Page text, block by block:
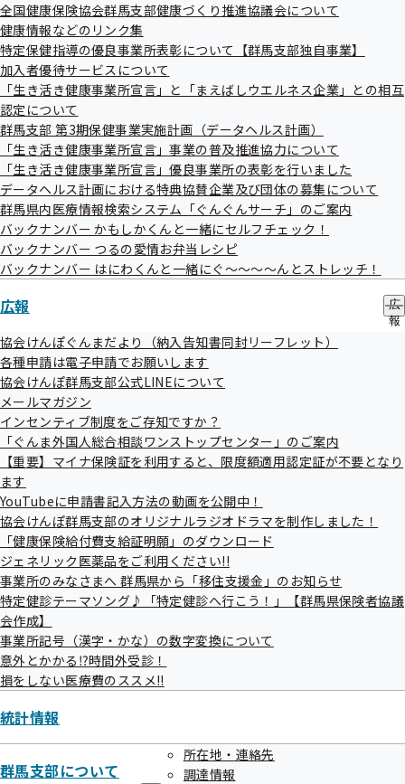
全国健康保険協会群馬支部健康づくり推進協議会について
健康情報などのリンク集
特定保健指導の優良事業所表彰について【群馬支部独自事業】
加入者優待サービスについて
「生き活き健康事業所宣言」と「まえばしウエルネス企業」との相互
認定について
群馬支部 第3期保健事業実施計画（データヘルス計画）
「生き活き健康事業所宣言」事業の普及推進協力について
「生き活き健康事業所宣言」優良事業所の表彰を行いました
データヘルス計画における特典協賛企業及び団体の募集について
群馬県内医療情報検索システム「ぐんぐんサーチ」のご案内
バックナンバー かもしかくんと一緒にセルフチェック！
バックナンバー つるの愛情お弁当レシピ
バックナンバー はにわくんと一緒にぐ～～～～んとストレッチ！
広報
広
報
協会けんぽぐんまだより（納入告知書同封リーフレット）
各種申請は電子申請でお願いします
協会けんぽ群馬支部公式LINEについて
メールマガジン
インセンティブ制度をご存知ですか？
「ぐんま外国人総合相談ワンストップセンター」のご案内
【重要】マイナ保険証を利用すると、限度額適用認定証が不要となり
ます
YouTubeに申請書記入方法の動画を公開中！
協会けんぽ群馬支部のオリジナルラジオドラマを制作しました！
「健康保険給付費支給証明願」のダウンロード
ジェネリック医薬品をご利用ください!!
事業所のみなさまへ 群馬県から「移住支援金」のお知らせ
特定健診テーマソング♪「特定健診へ行こう！」【群馬県保険者協議
会作成】
事業所記号（漢字・かな）の数字変換について
意外とかかる⁉時間外受診！
損をしない医療費のススメ!!
統計情報
群馬支部について
所在地・連絡先
調達情報
公募
現在公告中の調達情報はありません
意見招請（資料提供招請）
現在公告中の調達情報はありません
アーカイブ
令和08年度（終了分）
令和07年度（終了分）
令和06年度（終了分）
令和05年度（終了分）
契約締結状況
契約締結状況